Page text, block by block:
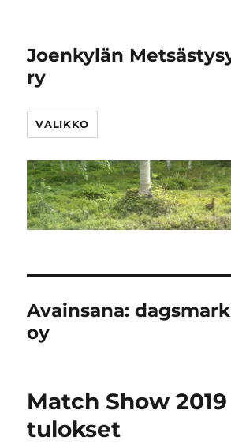
Joenkylän
ry
VALIKKO
Avainsana:
oy
Match Show 2019
tulokset